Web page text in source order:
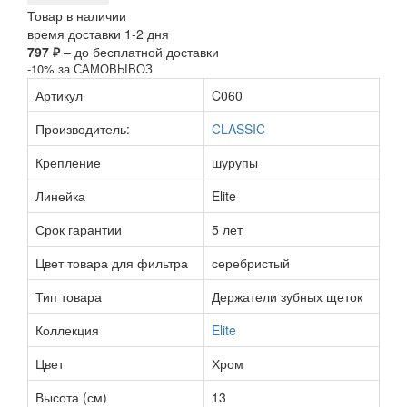
Товар в наличии
время доставки 1-2 дня
797 ₽– до бесплатной доставки
-10% за САМОВЫВОЗ
Артикул
C060
Производитель:
CLASSIC
Крепление
шурупы
Линейка
Elite
Срок гарантии
5 лет
Цвет товара для фильтра
серебристый
Тип товара
Держатели зубных щеток
Коллекция
Elite
Цвет
Хром
Высота (см)
13